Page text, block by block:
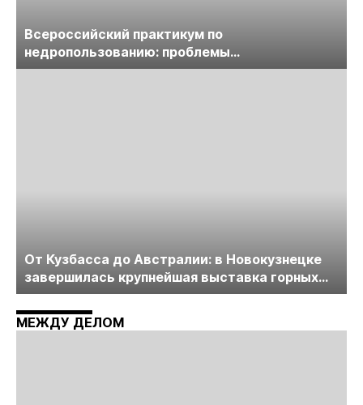
Всероссийский практикум по
недропользованию: проблемы
лицензирования, цифровизации, экспертизы
От Кузбасса до Австралии: в Новокузнецке
завершилась крупнейшая выставка горных
технологий «Недра России. Уголь России и
Майнинг»
МЕЖДУ ДЕЛОМ